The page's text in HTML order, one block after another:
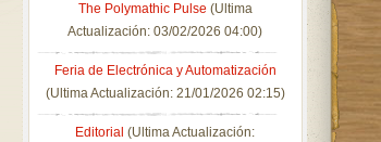
The Polymathic Pulse (Ultima
Actualización: 03/02/2026 04:00)
Feria de Electrónica y Automatización
(Ultima Actualización: 21/01/2026 02:15)
Editorial (Ultima Actualización: